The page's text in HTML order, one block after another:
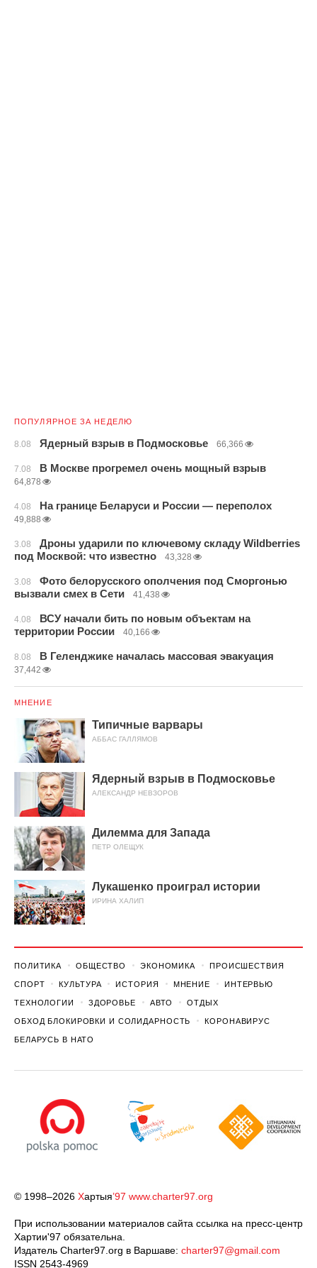
ПОПУЛЯРНОЕ ЗА НЕДЕЛЮ
8.08 Ядерный взрыв в Подмосковье 66,366
7.08 В Москве прогремел очень мощный взрыв
64,878
4.08 На границе Беларуси и России — переполох
49,888
3.08
Дроны ударили по ключевому складу Wildberries
под Москвой: что известно
43,328
3.08
Фото белорусского ополчения под Сморгонью
вызвали смех в Сети
41,438
4.08
ВСУ начали бить по новым объектам на
территории России
40,166
8.08 В Геленджике началась массовая эвакуация
37,442
МНЕНИЕ
Типичные варвары
АББАС ГАЛЛЯМОВ
Ядерный взрыв в Подмосковье
АЛЕКСАНДР НЕВЗОРОВ
Дилемма для Запада
ПЕТР ОЛЕЩУК
Лукашенко проиграл истории
ИРИНА ХАЛИП
ПОЛИТИКА ОБЩЕСТВО ЭКОНОМИКА ПРОИСШЕСТВИЯ
СПОРТ КУЛЬТУРА ИСТОРИЯ МНЕНИЕ ИНТЕРВЬЮ
ТЕХНОЛОГИИ ЗДОРОВЬЕ АВТО ОТДЫХ
ОБХОД БЛОКИРОВКИ И СОЛИДАРНОСТЬ КОРОНАВИРУС
БЕЛАРУСЬ В НАТО
© 1998–2026 Хартыя’97 www.charter97.org
При использовании материалов сайта ссылка на пресс-центр
Хартии'97 обязательна.
Издатель Charter97.org в Варшаве: charter97@gmail.com
ISSN 2543-4969